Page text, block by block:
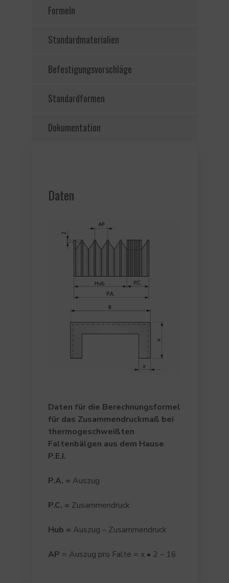
Formeln
Standardmaterialien
Befestigungsvorschläge
Standardformen
Dokumentation
Daten
Daten für die Berechnungsformel
für das Zusammendruckmaß bei
thermogeschweißten
Faltenbälgen aus dem Hause
P.E.I.
P.A. = Auszug
P.C. = Zusammendruck
Hub = Auszug – Zusammendruck
AP = Auszug pro Falte = x • 2 – 16